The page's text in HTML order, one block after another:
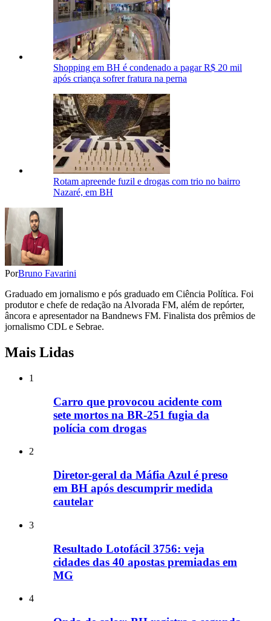
Shopping em BH é condenado a pagar R$ 20 mil
após criança sofrer fratura na perna
Rotam apreende fuzil e drogas com trio no bairro
Nazaré, em BH
PorBruno Favarini
Graduado em jornalismo e pós graduado em Ciência Política. Foi
produtor e chefe de redação na Alvorada FM, além de repórter,
âncora e apresentador na Bandnews FM. Finalista dos prêmios de
jornalismo CDL e Sebrae.
Mais Lidas
1
Carro que provocou acidente com
sete mortos na BR-251 fugia da
polícia com drogas
2
Diretor-geral da Máfia Azul é preso
em BH após descumprir medida
cautelar
3
Resultado Lotofácil 3756: veja
cidades das 40 apostas premiadas em
MG
4